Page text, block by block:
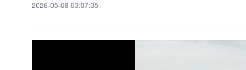
2026-05-09 03:07:35